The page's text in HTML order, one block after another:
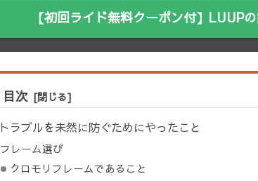
【初回ライド無料クーポン付】LUUP
目次
トラブルを未然に防ぐためにやったこと
フレーム選び
クロモリフレームであること